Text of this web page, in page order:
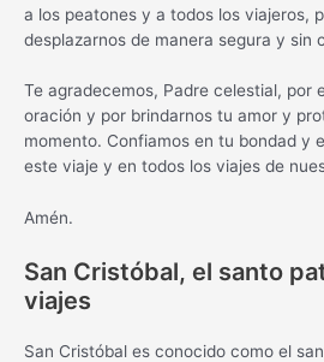
a los peatones y a todos los viajeros,
desplazarnos de manera segura y sin
Te agradecemos, Padre celestial, por
oración y por brindarnos tu amor y
momento. Confiamos en tu bondad y
este viaje y en todos los viajes de
Amén.
San Cristóbal, el santo
viajes
San Cristóbal es conocido como el